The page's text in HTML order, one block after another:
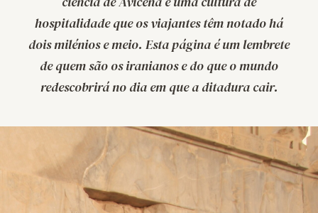
hospitalidade que os viajantes têm notado há
dois milénios e meio. Esta página é um lembrete
de quem são os iranianos e do que o mundo
redescobrirá no dia em que a ditadura cair.